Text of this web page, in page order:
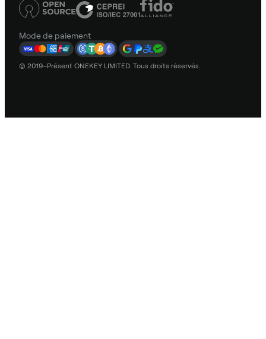
Mode de paiement
© 2019–Présent ONEKEY LIMITED. Tous droits réservés.